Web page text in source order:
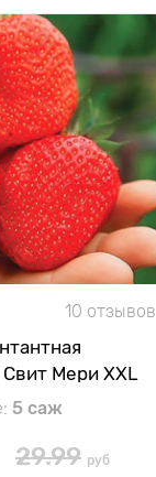
10 отзывов
Свит Мери XXL
5 саж
29.99 руб